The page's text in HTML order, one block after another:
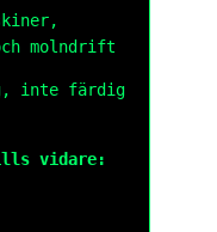
molndrift
inte färdig
tills vidare: